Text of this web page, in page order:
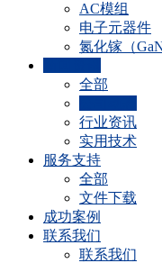
AC模组
电子元器件
氮化镓（GaN
全部
行业资讯
实用技术
服务支持
全部
文件下载
成功案例
联系我们
联系我们